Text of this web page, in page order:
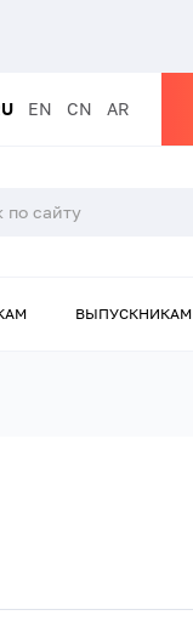
EN CN AR
ВЫПУСКНИКАМ